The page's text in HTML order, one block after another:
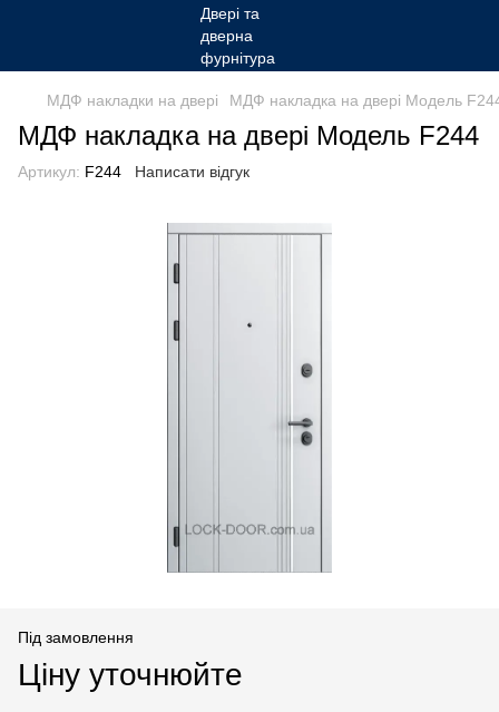
МДФ накладки на двері МДФ накладка на двері Модель
МДФ накладка на двері Модель F244
Артикул: F244 Написати відгук
Під замовлення
Ціну уточнюйте